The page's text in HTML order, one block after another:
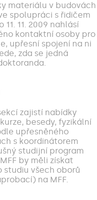
materiálu v budovách
spolupráci s řidičem
11. 2009 nahlásí
kontaktní osoby pro
upřesní spojení na ni
zda se jedná
zajistí nabídky
besedy, fyzikální
upřesněného
s koordinátorem
studijní program
by měli získat
studiu všech oborů
na MFF.